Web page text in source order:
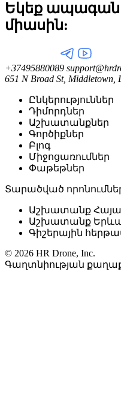
Եկեք ապագան
միասին:
+37495880089
651 N Broad St, Middletown,
Ընկերություններ
Դիմորդներ
Աշխատանքներ
Գործիքներ
Բլոգ
Միջոցառումներ
Փաթեթներ
Տարածված
Աշխատանք
Աշխատանք
Գիշերային
© 2026 HR Drone, Inc.
Գաղտնիության